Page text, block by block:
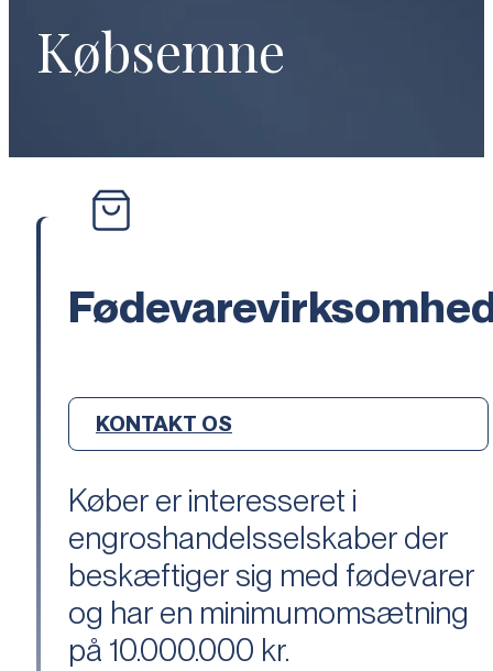
Købsemne
KONTAKT OS
Køber er interesseret i
engroshandelsselskaber der
beskæftiger sig med fødevarer
og har en minimumomsætning
på 10.000.000 kr.